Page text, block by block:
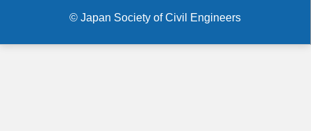
© Japan Society of Civil Engineers